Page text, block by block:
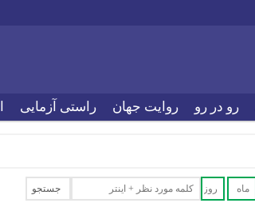
رو در رو روایت جهان راستی آزمایی